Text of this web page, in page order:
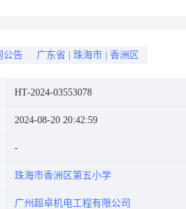
同公告
公告 广东省 珠海市 香洲区
HT-2024-03553078
2024-08-20 20:42:59
珠海市香洲区第五小学
广州超卓机电工程有限公司